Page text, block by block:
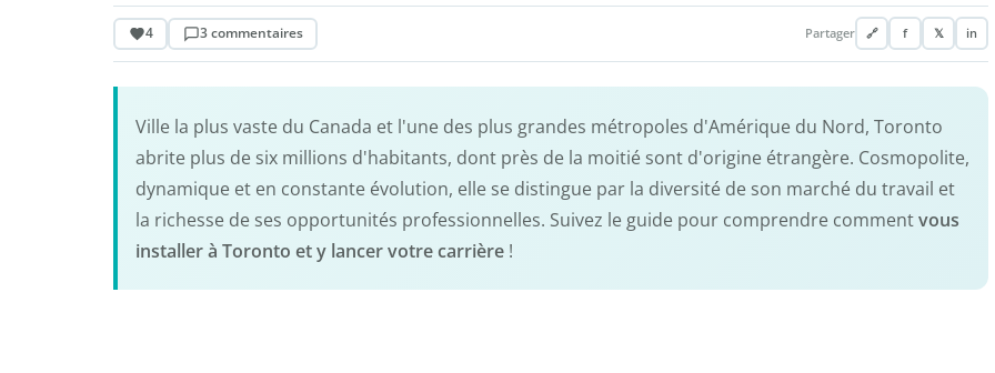
4 3 commentaires Partager 🔗 f 𝕏 in
Ville la plus vaste du Canada et l'une des plus grandes métropoles d'Amérique du Nord, Toronto
abrite plus de six millions d'habitants, dont près de la moitié sont d'origine étrangère. Cosmopolite,
dynamique et en constante évolution, elle se distingue par la diversité de son marché du travail et
la richesse de ses opportunités professionnelles. Suivez le guide pour comprendre commentvous
installer à Toronto et y lancer votre carrière !